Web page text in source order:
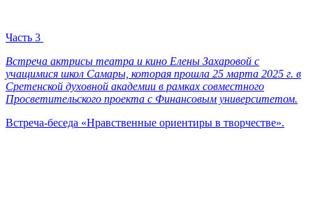
Часть 3
Встреча актрисы театра и кино Елены Захаровой с
учащимися школ Самары, которая прошла 25 марта 2025 г. в
Сретенской духовной академии в рамках совместного
Просветительского проекта с Финансовым университетом.
Встреча-беседа «Нравственные ориентиры в творчестве».